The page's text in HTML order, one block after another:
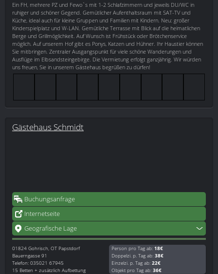
Ein FH, mehrere PZ und Fewo`s mit 1-2 Schlafzimmern und jeweils DU/WC in
ruhiger und schöner Gegend. Gemütlicher Aufenthaltsraum mit SAT-TV und
Küche, ideal auch für kleine Gruppen und Familien mit Kindern. Neu: großer
Kinderspielplatz und W-LAN. Gemütliche Terrasse mit Blick auf die heimatlichen
Berge und Grillmöglichkeit. Auf Wunsch ist Frühstück oder Brötchenservice
möglich. Auf unserem Hof gibt es Ponys, Katzen und Hühner. Ihr Haustier können
Sie mitbringen. Zentraler Ausgangspunkt für viele schöne Wanderungen und
Ausflüge im Elbsandsteingebirge. Die Vermietung erfolgt ganzjährig. Wir würden
uns freuen, Sie in unserem Gästehaus begrüßen zu dürfen!
Gästehaus Schmidt
Buchungsanfrage
Internetseite
Geografische Lage
01824 Gohrisch, OT Papstdorf
Bauerngasse 91
Telefon: 035021 67945
15 Betten + zusätzlich Aufbettung
Person pro Tag ab: 18€
Doppelzi. p. Tag ab: 38€
Einzelzi. p. Tag ab: 22€
Objekt pro Tag ab: 36€